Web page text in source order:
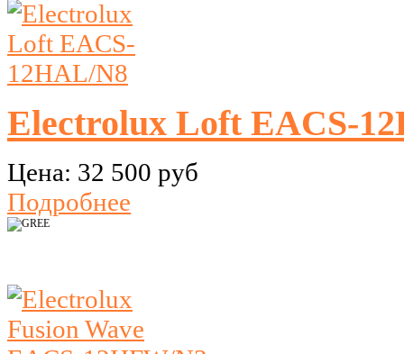
Electrolux Loft EACS-
Цена: 32 500 руб
Подробнее